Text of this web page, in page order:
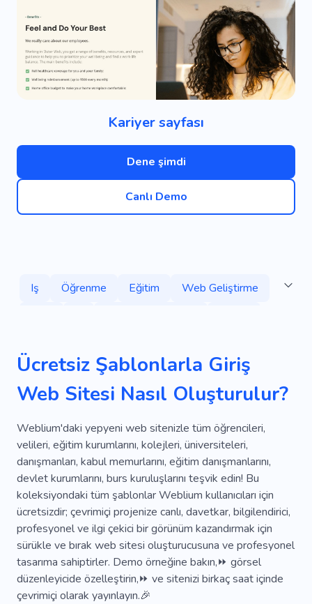
Kariyer sayfası
Dene şimdi
Canlı Demo
Iş Öğrenme Eğitim
Web Geliştirme
Konferans
Yetenek
Başarı
Çevrimiçi Eğitim
Koçluk
Danışma
Parlak Gelecek
Işe Alım
Öz Disiplin
Konuşmacı Iş Teklifleri
Ofis
Erteleme
Keşfetmek Ders
Sınıf
Bilim
Akademisyenler
Çevrimiçi
Deneyim
Teknisyen
Diploma
Öğretmen
Uzman
E-kitap
Eğitim Materyali
Hintçe
Ücretsiz Şablonlarla Giriş
Web Sitesi Nasıl Oluşturulur?
Weblium'daki yepyeni web sitenizle tüm öğrencileri,
velileri, eğitim kurumlarını, kolejleri, üniversiteleri,
danışmanları, kabul memurlarını, eğitim danışmanlarını,
devlet kurumlarını, burs kuruluşlarını teşvik edin! Bu
koleksiyondaki tüm şablonlar Weblium kullanıcıları için
ücretsizdir; çevrimiçi projenize canlı, davetkar, bilgilendirici,
profesyonel ve ilgi çekici bir görünüm kazandırmak için
sürükle ve bırak web sitesi oluşturucusuna ve profesyonel
tasarıma sahiptirler. Demo örneğine bakın,⏩ görsel
düzenleyicide özelleştirin,⏩ ve sitenizi birkaç saat içinde
çevrimiçi olarak yayınlayın.🎉